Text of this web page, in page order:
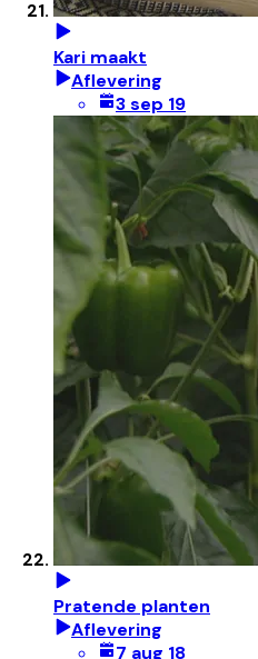
Kari maakt
Aflevering
3 sep 19
Pratende planten
Aflevering
7 aug 18